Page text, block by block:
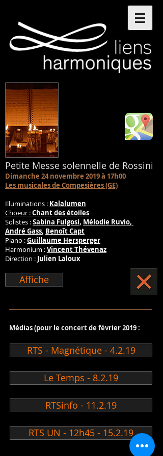
Petite Messe solennelle de Rossini
Dimanche 24 novembre 2019 à 17h00
Les musicales de Compesières (GE)
Illuminations : Kalalumen
Choeur :Chant des étoiles
Solistes :Sabina Fulgosi, Mélodie Ruvio,
André Gass, Benoît Capt
Piano :Guillaume Hersperger
Harmonium :Vincent Thévenaz
Direction : Julien Laloux
Affiche
Médias (pour le concert de février 2019 :
RTS - Magnétique - 4.2.19
Le Temps - 8.2.19
RTSinfo - 11.2.19
RTS UN - 12h45 - 15.2.19